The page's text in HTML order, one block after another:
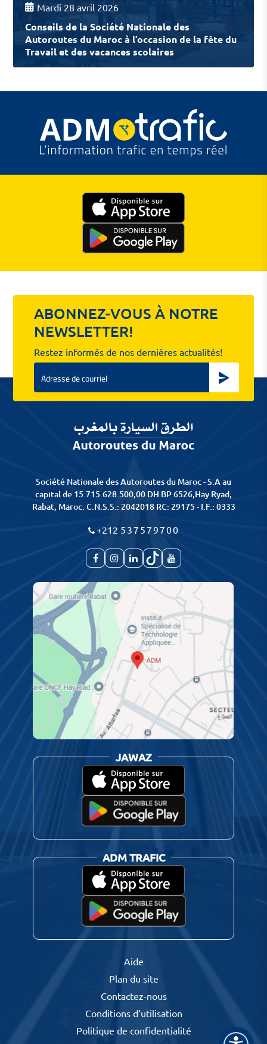
Mardi 28 avril 2026
Conseils de la Société Nationale des
Autoroutes du Maroc à l’occasion de la fête du
Travail et des vacances scolaires
ABONNEZ-VOUS À NOTRE
NEWSLETTER!
Restez informés de nos dernières actualités!
Société Nationale des Autoroutes du Maroc - S.A au
capital de 15.715.628.500,00 DH BP 6526,Hay Ryad,
Rabat, Maroc. C.N.S.S.: 2042018 RC: 29175 - I.F.: 0333
+212 537579700
JAWAZ
ADM TRAFIC
Aide
Plan du site
Contactez-nous
Conditions d’utilisation
Politique de confidentialité